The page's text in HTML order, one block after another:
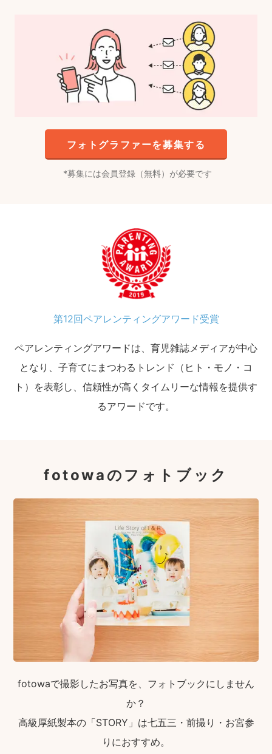
フォトグラファーを募集する
募集には会員登録（無料）が必要です
第12回ペアレンティングアワード受賞
ペアレンティングアワードは、育児雑誌メディアが中心
となり、子育てにまつわるトレンド（ヒト・モノ・コ
ト）を表彰し、信頼性が高くタイムリーな情報を提供す
るアワードです。
fotowaのフォトブック
fotowaで撮影したお写真を、フォトブックにしません
か？
高級厚紙製本の「STORY」は七五三・前撮り・お宮参
りにおすすめ。